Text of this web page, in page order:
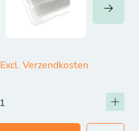
Excl. Verzendkosten